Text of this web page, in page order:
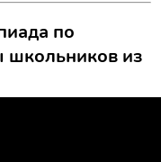
по
школьников из